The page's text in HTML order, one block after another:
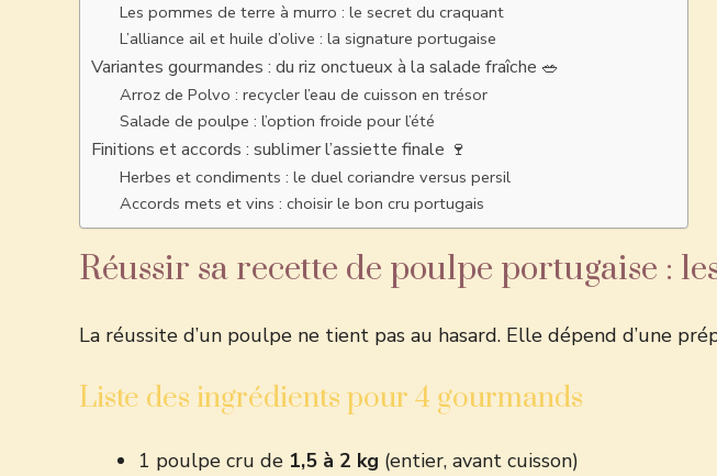
Les pommes de terre à murro : le secret du craquant
L’alliance ail et huile d’olive : la signature portugaise
Variantes gourmandes : du riz onctueux à la salade fraîche 🥗
Arroz de Polvo : recycler l’eau de cuisson en trésor
Salade de poulpe : l’option froide pour l’été
Finitions et accords : sublimer l’assiette finale 🍷
Herbes et condiments : le duel coriandre versus persil
Accords mets et vins : choisir le bon cru portugais
Réussir sa recette de poulpe portugaise :
La réussite d’un poulpe ne tient pas au hasard. Elle dépend d’une
Liste des ingrédients pour 4 gourmands
1 poulpe cru de 1,5 à 2 kg (entier, avant cuisson)